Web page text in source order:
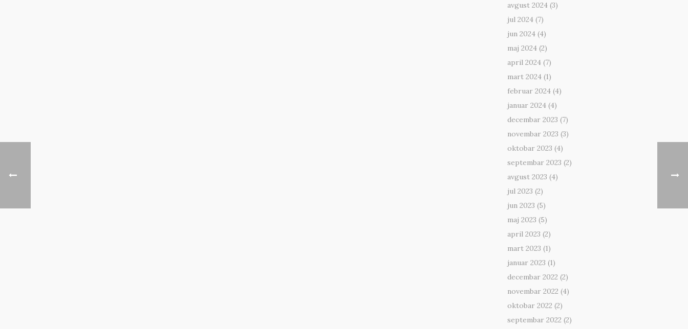
avgust 2024 (3)
jul 2024 (7)
jun 2024 (4)
maj 2024 (2)
april 2024 (7)
mart 2024 (1)
februar 2024 (4)
januar 2024 (4)
decembar 2023 (7)
novembar 2023 (3)
oktobar 2023 (4)
septembar 2023 (2)
avgust 2023 (4)
jul 2023 (2)
jun 2023 (5)
maj 2023 (5)
april 2023 (2)
mart 2023 (1)
januar 2023 (1)
decembar 2022 (2)
novembar 2022 (4)
oktobar 2022 (2)
septembar 2022 (2)